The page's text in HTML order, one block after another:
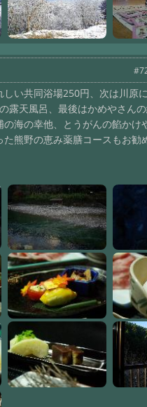
い共同浴場250円、次は川原
天風呂、最後はかめやさん
海の幸他、とうがんの餡かけ
熊野の恵み薬膳コースもお勧